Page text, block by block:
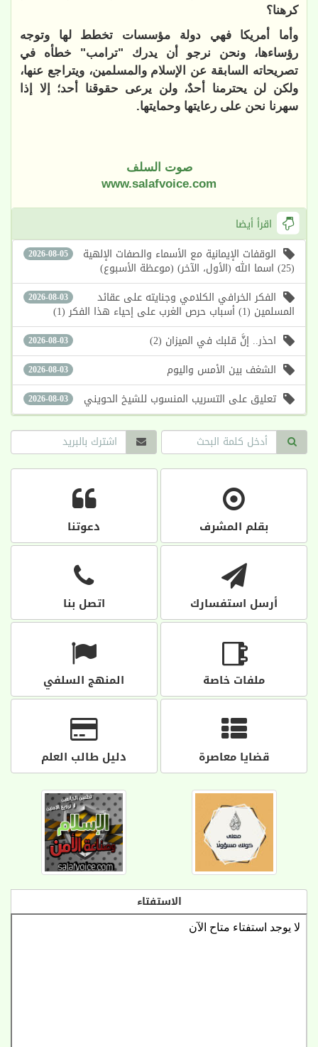
كرهنا؟
وأما أمريكا فهي دولة مؤسسات تخطط لها وتوجه
رؤساءها، ونحن نرجو أن يدرك "ترامب" خطأه في
تصريحاته السابقة عن الإسلام والمسلمين، ويتراجع عنها،
ولكن لن يحترمنا أحدٌ، ولن يرعى حقوقنا أحد؛ إلا إذا
سهرنا نحن على رعايتها وحمايتها.
صوت السلف
www.salafvoice.com
اقرأ أيضا
2026-08-05 الوقفات الإيمانية مع الأسماء والصفات الإلهية
(25) اسما الله (الأول، الآخر) (موعظة الأسبوع)
2026-08-03 الفكر الخرافي الكلامي وجنايته على عقائد
المسلمين (1) أسباب حرص الغرب على إحياء هذا الفكر (1)
2026-08-03 احذر.. إنَّ قلبك في الميزان (2)
2026-08-03 الشغف بين الأمس واليوم
2026-08-03 تعليق على التسريب المنسوب للشيخ الحويني
بقلم المشرف دعوتنا
أرسل استفسارك اتصل بنا
ملفات خاصة المنهج السلفي
قضايا معاصرة دليل طالب العلم
الاستفتاء